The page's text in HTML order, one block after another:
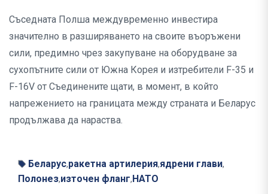
Съседната Полша междувременно инвестира
значително в разширяването на своите въоръжени
сили, предимно чрез закупуване на оборудване за
сухопътните сили от Южна Корея и изтребители F-35 и
F-16V от Съединените щати, в момент, в който
напрежението на границата между страната и Беларус
продължава да нараства.
Беларус,ракетна артилерия,ядрени глави,
Полонез,източен фланг, НАТО